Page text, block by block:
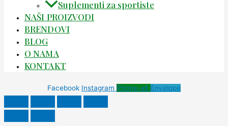
Suplementi za sportiste
NAŠI PROIZVODI
BRENDOVI
BLOG
O NAMA
KONTAKT
Facebook Instagram Phone-alt Envelope